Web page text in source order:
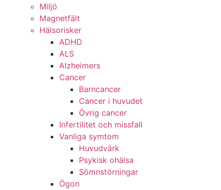
Miljö
Magnetfält
Hälsorisker
ADHD
ALS
Alzheimers
Cancer
Barncancer
Cancer i huvudet
Övrig cancer
Infertilitet och missfall
Vanliga symtom
Huvudvärk
Psykisk ohälsa
Sömnstörningar
Ögon